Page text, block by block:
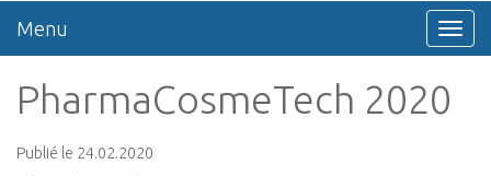
Menu
PharmaCosmeTech 2020
Publié le 24.02.2020